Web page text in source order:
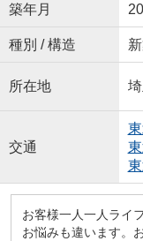
築年月
種別 / 構造
所在地
交通
お客様一人一人ライ
お悩みも違います。